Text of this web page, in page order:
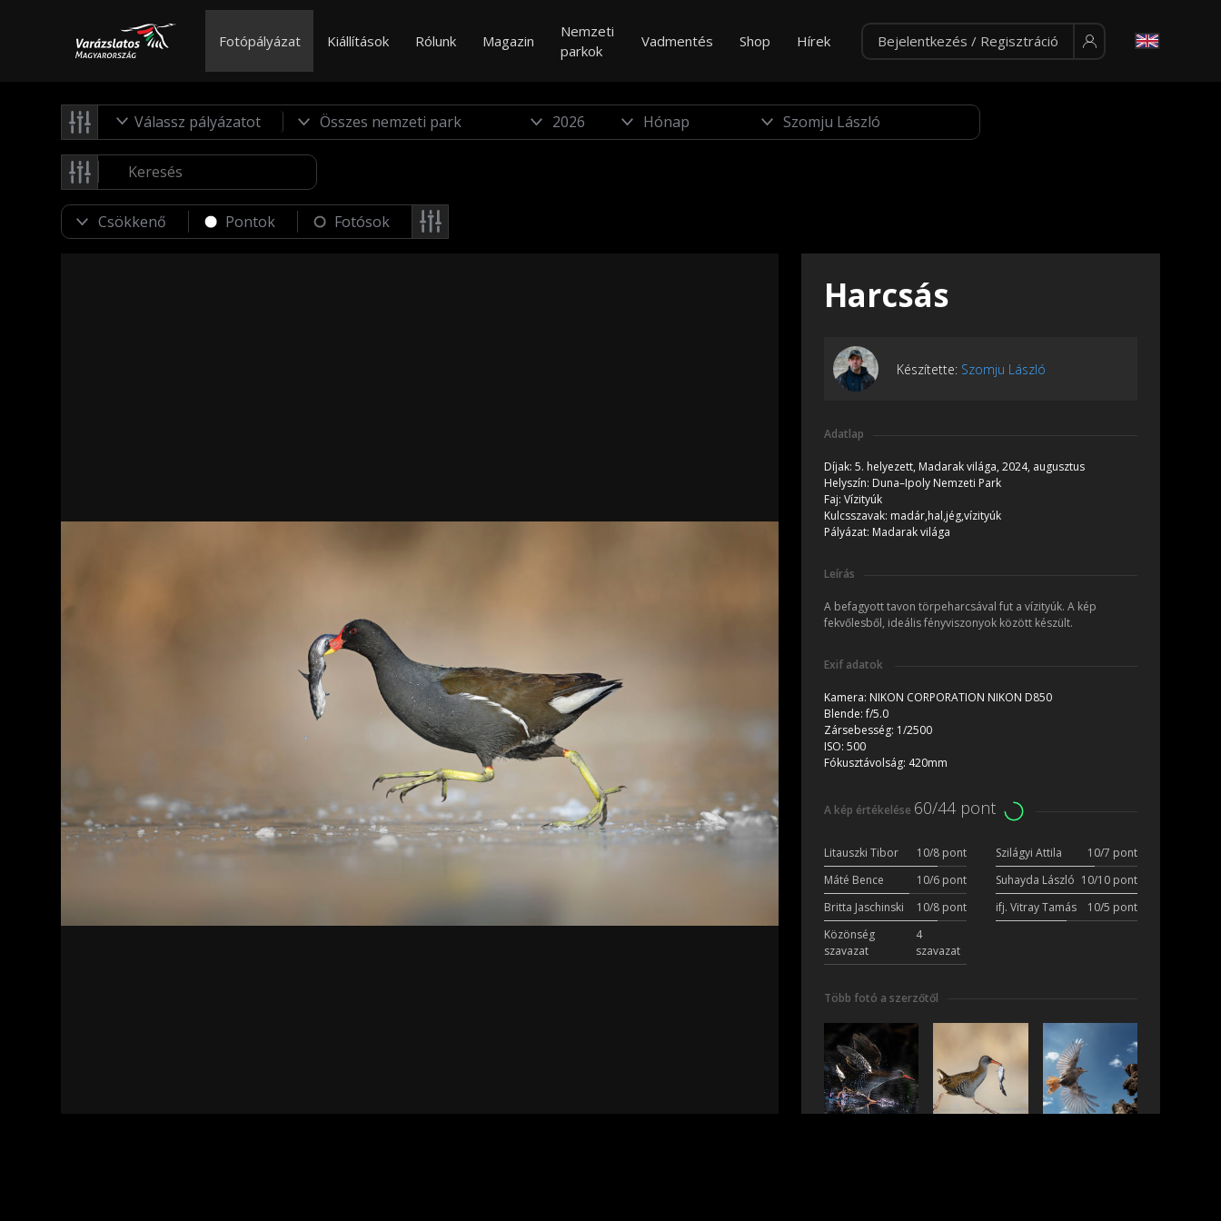
Fotópályázat Kiállítások Rólunk Magazin
Nemzeti
parkok
Vadmentés Shop Hírek Bejelentkezés / Regisztráció
Válassz pályázatot
Pontok Fotósok
Harcsás
Készítette: Szomju László
Adatlap
Díjak: 5. helyezett, Madarak világa, 2024, augusztus
Helyszín: Duna–Ipoly Nemzeti Park
Faj: Vízityúk
Kulcsszavak: madár,hal,jég,vízityúk
Pályázat: Madarak világa
Leírás
A befagyott tavon törpeharcsával fut a vízityúk. A kép
fekvőlesből, ideális fényviszonyok között készült.
Exif adatok
Kamera: NIKON CORPORATION NIKON D850
Blende:f/5.0
Zársebesség: 1/2500
ISO: 500
Fókusztávolság: 420mm
A kép értékelése 60/44 pont
Litauszki Tibor 10/8 pont Szilágyi Attila
10/7 pont
Máté Bence
10/6 pont Suhayda László 10/10 pont
Britta Jaschinski
10/8 pont ifj. Vitray Tamás
10/5 pont
Közönség
szavazat
4
szavazat
Több fotó a szerzőtől